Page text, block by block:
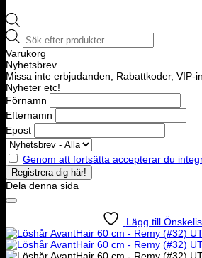
Products
search
Varukorg
Nyhetsbrev
Missa inte erbjudanden, Rabattkoder, VIP-
Nyheter etc!
Förnamn
Efternamn
Epost
Genom att fortsätta accepterar du
Dela denna sida
Lägg till